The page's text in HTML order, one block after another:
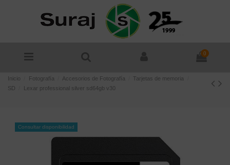
0
Inicio Fotografía Accesorios de Fotografía
Tarjetas de memoria
SD
Lexar professional silver sd64gb v30
Consultar disponibilidad